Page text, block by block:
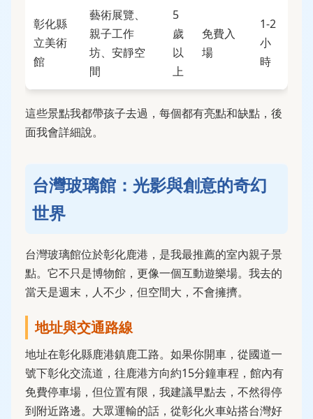
彰化縣
立美術
館
藝術展覽、
親子工作
坊、安靜空
間
5
歲
以
上
免費入
場
1-2
小
時
這些景點我都帶孩子去過，每個都有亮點和缺點，後
面我會詳細說。
台灣玻璃館：光影與創意的奇幻
世界
台灣玻璃館位於彰化鹿港，是我最推薦的室內親子景
點。它不只是博物館，更像一個互動遊樂場。我去的
當天是週末，人不少，但空間大，不會擁擠。
地址與交通路線
地址在彰化縣鹿港鎮鹿工路。如果你開車，從國道一
號下彰化交流道，往鹿港方向約15分鐘車程，館內有
免費停車場，但位置有限，我建議早點去，不然得停
到附近路邊。大眾運輸的話，從彰化火車站搭台灣好